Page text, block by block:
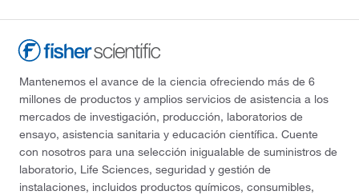
Mantenemos el avance de la ciencia ofreciendo más de 6
millones de productos y amplios servicios de asistencia a los
mercados de investigación, producción, laboratorios de
ensayo, asistencia sanitaria y educación científica. Cuente
con nosotros para una selección inigualable de suministros de
laboratorio, Life Sciences, seguridad y gestión de
instalaciones, incluidos productos químicos, consumibles,